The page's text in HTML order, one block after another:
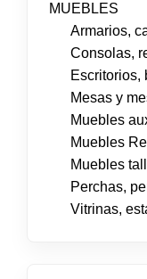
MUEBLES
Armarios,
Consolas,
Escritorios,
Mesas y
Muebles
Muebles
Muebles
Perchas,
Vitrinas,